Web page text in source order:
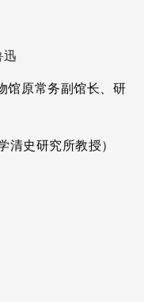
迅
馆原常务副馆长、研
清史研究所教授）